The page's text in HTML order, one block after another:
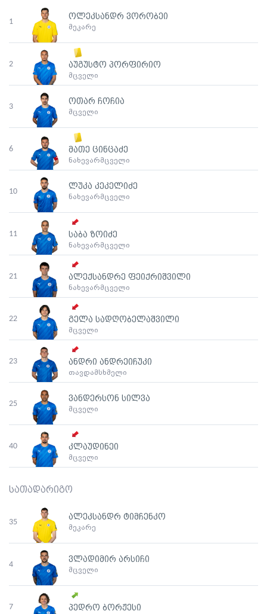
1
ოლეკსანდრ ვორობეი
მეკარე
2 აუგუსტო პორფირიო
მცველი
3
ოთარ ჩოჩია
მცველი
6 მათე ცინცაძე
ნახევარმცველი
10
ლუკა კეკელიძე
ნახევარმცველი
11 საბა ზოიძე
ნახევარმცველი
21 ალექსანდრე ფეიქრიშვილი
ნახევარმცველი
22 გელა სადღობელაშვილი
მცველი
23 ანდრი ანდრეიჩუკი
თავდამსხმელი
25
ვანდერსონ სილვა
მცველი
40 კლაუდინეი
მცველი
სათადარიგო
35
ალეკსანდრ ტიმჩენკო
მეკარე
4
ვლადიმირ არსიჩი
მცველი
7 პედრო ბორჟესი